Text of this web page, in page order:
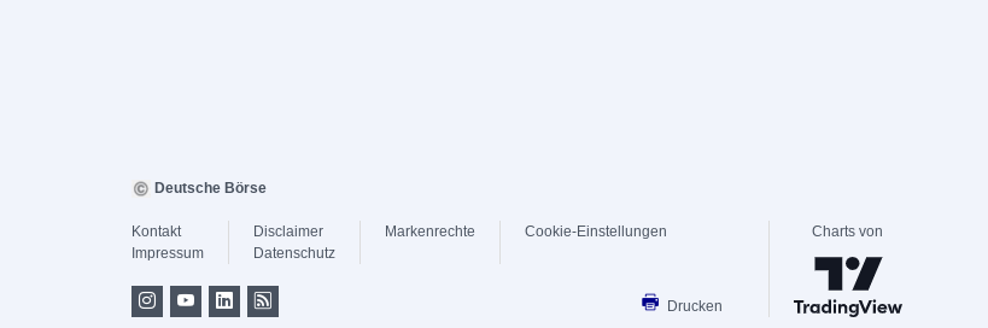
Deutsche Börse
Kontakt
Impressum
Disclaimer
Datenschutz
Markenrechte Cookie-Einstellungen
Drucken
Charts von